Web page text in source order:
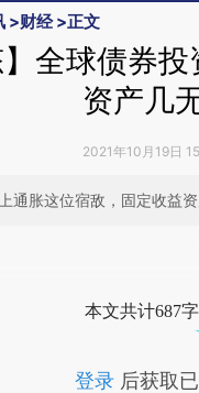
>财经>正文
】全球债券
资产几
2021年10月19日
通胀这位宿敌，固定收益
实意图存在偏差。不
本文共计687
登录后获取